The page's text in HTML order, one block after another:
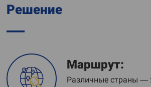
Решение
Маршрут:
Различные страны —